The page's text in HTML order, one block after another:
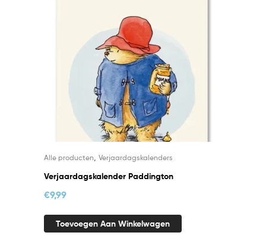
Alle producten, Verjaardagskalenders
Verjaardagskalender Paddington
€9,99
Toevoegen Aan Winkelwagen